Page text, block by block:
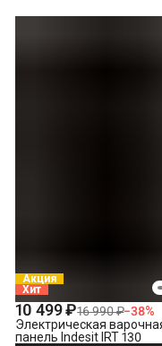
Акция
Хит
10 499 ₽16 990 ₽−38%
Электрическая
панель Indesit IRT 130